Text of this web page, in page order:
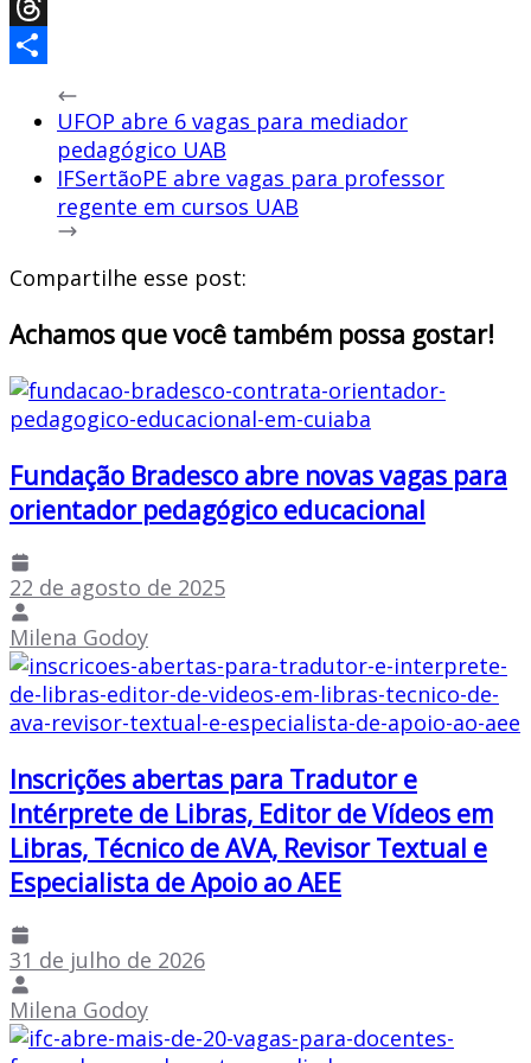
X
Threads
UFOP abre 6 vagas para mediador
pedagógico UAB
IFSertãoPE abre vagas para professor
regente em cursos UAB
Compartilhe esse post:
Achamos que você também possa gostar!
Fundação Bradesco abre novas vagas para
orientador pedagógico educacional
22 de agosto de 2025
Milena Godoy
Inscrições abertas para Tradutor e
Intérprete de Libras, Editor de Vídeos em
Libras, Técnico de AVA, Revisor Textual e
Especialista de Apoio ao AEE
31 de julho de 2026
Milena Godoy